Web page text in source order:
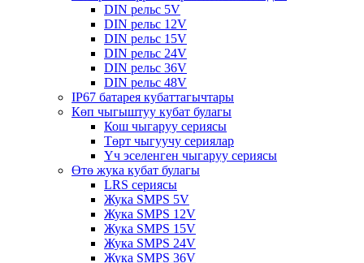
DIN рельс 5V
DIN рельс 12V
DIN рельс 15V
DIN рельс 24V
DIN рельс 36V
DIN рельс 48V
IP67 батарея кубаттагычтары
Көп чыгыштуу кубат булагы
Кош чыгаруу сериясы
Төрт чыгуучу сериялар
Үч эселенген чыгаруу сериясы
Өтө жука кубат булагы
LRS сериясы
Жука SMPS 5V
Жука SMPS 12V
Жука SMPS 15V
Жука SMPS 24V
Жука SMPS 36V